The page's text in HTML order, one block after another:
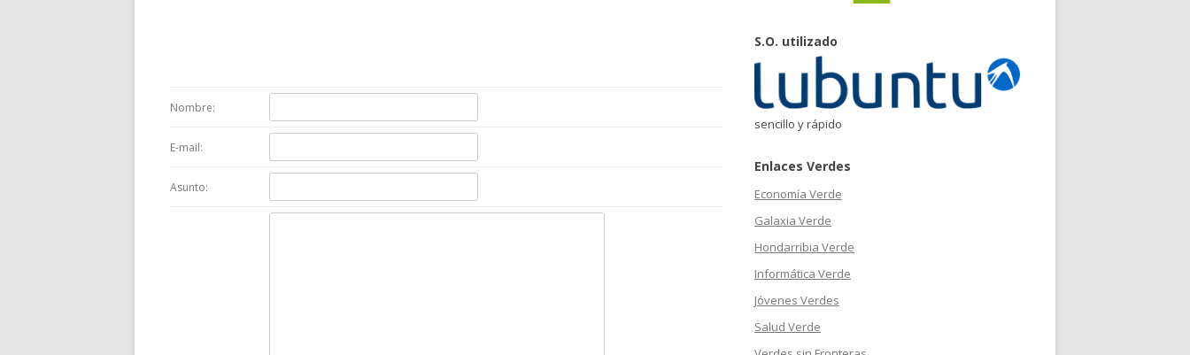
Nombre:
E-mail:
Asunto:
S.O. utilizado
sencillo y rápido
Enlaces Verdes
Economía Verde
Galaxia Verde
Hondarribia Verde
Informática Verde
Jóvenes Verdes
Salud Verde